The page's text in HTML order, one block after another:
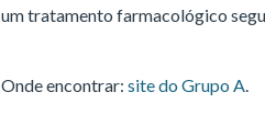
um tratamento farmacológico
Onde encontrar: site do Grupo A.